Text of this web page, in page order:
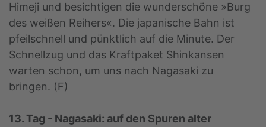
Himeji und besichtigen die wunderschöne »Burg
des weißen Reihers«. Die japanische Bahn ist
pfeilschnell und pünktlich auf die Minute. Der
Schnellzug und das Kraftpaket Shinkansen
warten schon, um uns nach Nagasaki zu
bringen. (F)
13. Tag - Nagasaki: auf den Spuren alter